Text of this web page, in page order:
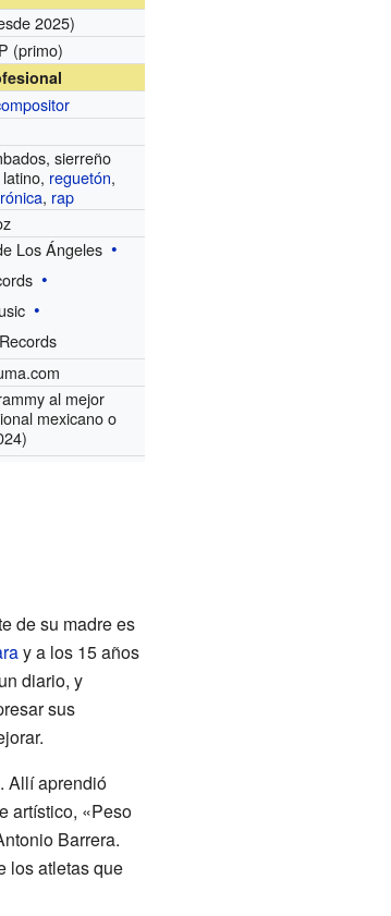
2025)
(primo)
sierreño
reguetón,
, rap
Los Ángeles
al mejor
mexicano o
de su madre es
y a los 15 años
diario, y
sus
. Allí aprendió
artístico, «Peso
Barrera.
los atletas que